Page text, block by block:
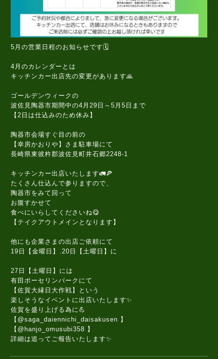
5月の営業日程のお知らせです🗓️
4月のカレンダーとは
キッチンカー出店先の変更があります🙏
ゴールデンウィークの
波佐見陶器市期間中の4月29日～5月5日まで
【2日は仕込みのため休み】
陶器市会場すぐ目の前の
【幸房かおりや】さま駐車場にて
長崎県東彼杵郡波佐見町井石郷2248-1
キッチンカー出店いたします🚛🍕
たくさん仕込んで参りますので、
陶器市をみて回って
お腹すかせて
食べにいらしてくださいね😋
【テイクアウトメインとなります】
他にも企業さまの出店ご依頼にて
19日【金曜日】.20日【土曜日】に
27日【土曜日】には
有田ポーセリンパークにて
【佐賀大縁日大作戦】という
楽しそうなイベントに出店いたします✨
佐賀を盛り上げる為に💪
【@saga_daiennichi_daisakusen 】
【@hanjo_omusubi358 】
詳細は追ってご報告いたします✨